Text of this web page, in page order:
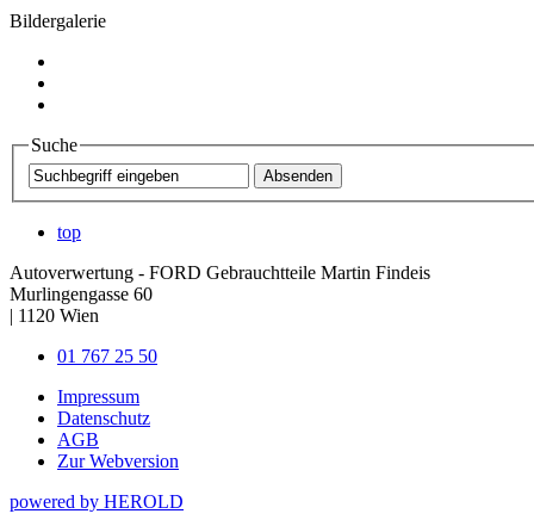
Bildergalerie
Suche
top
Autoverwertung - FORD Gebrauchtteile Martin Findeis
Murlingengasse 60
| 1120 Wien
01 767 25 50
Impressum
Datenschutz
AGB
Zur Webversion
powered by HEROLD